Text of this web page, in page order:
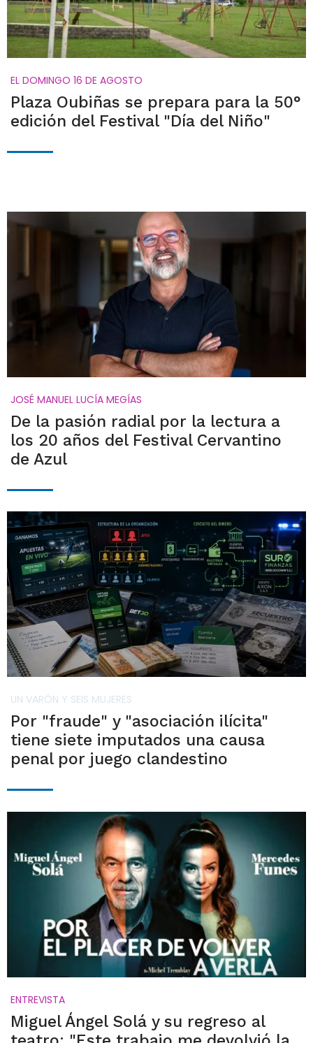
EL DOMINGO 16 DE AGOSTO
Plaza Oubiñas se prepara para la 50°
edición del Festival "Día del Niño"
JOSÉ MANUEL LUCÍA MEGÍAS
De la pasión radial por la lectura a
los 20 años del Festival Cervantino
de Azul
UN VARÓN Y SEIS MUJERES
Por "fraude" y "asociación ilícita"
tiene siete imputados una causa
penal por juego clandestino
ENTREVISTA
Miguel Ángel Solá y su regreso al